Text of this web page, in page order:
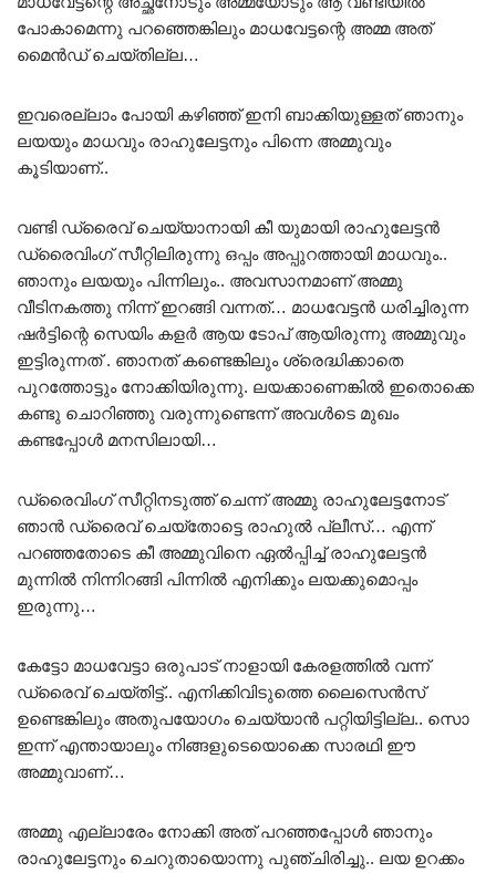
പോകാമെന്നു പറഞ്ഞെങ്കിലും മാധവേട്ടന്റെ അമ്മ അത്
മൈൻഡ് ചെയ്തില്ല…
ഇവരെല്ലാം പോയി കഴിഞ്ഞ് ഇനി ബാക്കിയുള്ളത് ഞാനും
ലയയും മാധവും രാഹുലേട്ടനും പിന്നെ അമ്മുവും
കൂടിയാണ്..
വണ്ടി ഡ്രൈവ് ചെയ്യാനായി കീ യുമായി രാഹുലേട്ടൻ
ഡ്രൈവിംഗ് സീറ്റിലിരുന്നു ഒപ്പം അപ്പുറത്തായി മാധവും..
ഞാനും ലയയും പിന്നിലും.. അവസാനമാണ് അമ്മു
വീടിനകത്തു നിന്ന് ഇറങ്ങി വന്നത്… മാധവേട്ടൻ ധരിച്ചിരുന്ന
ഷർട്ടിന്റെ സെയിം കളർ ആയ ടോപ് ആയിരുന്നു അമ്മുവും
ഇട്ടിരുന്നത് . ഞാനത് കണ്ടെങ്കിലും ശ്രെദ്ധിക്കാതെ
പുറത്തോട്ടും നോക്കിയിരുന്നു. ലയക്കാണെങ്കിൽ ഇതൊക്കെ
കണ്ടു ചൊറിഞ്ഞു വരുന്നുണ്ടെന്ന് അവൾടെ മുഖം
കണ്ടപ്പോൾ മനസിലായി…
ഡ്രൈവിംഗ് സീറ്റിനടുത്ത് ചെന്ന് അമ്മു രാഹുലേട്ടനോട്
ഞാൻ ഡ്രൈവ് ചെയ്‌തോട്ടെ രാഹുൽ പ്ലീസ്… എന്ന്
പറഞ്ഞതോടെ കീ അമ്മുവിനെ ഏൽപ്പിച്ച് രാഹുലേട്ടൻ
മുന്നിൽ നിന്നിറങ്ങി പിന്നിൽ എനിക്കും ലയക്കുമൊപ്പം
ഇരുന്നു…
കേട്ടോ മാധവേട്ടാ ഒരുപാട് നാളായി കേരളത്തിൽ വന്ന്
ഡ്രൈവ് ചെയ്തിട്ട്.. എനിക്കിവിടുത്തെ ലൈസെൻസ്
ഉണ്ടെങ്കിലും അതുപയോഗം ചെയ്യാൻ പറ്റിയിട്ടില്ല.. സൊ
ഇന്ന് എന്തായാലും നിങ്ങളുടെയൊക്കെ സാരഥി ഈ
അമ്മുവാണ്…
അമ്മു എല്ലാരേം നോക്കി അത് പറഞ്ഞപ്പോൾ ഞാനും
രാഹുലേട്ടനും ചെറുതായൊന്നു പുഞ്ചിരിച്ചു.. ലയ ഉറക്കം